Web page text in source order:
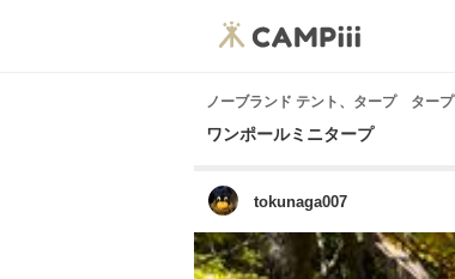
ノーブランド テント、タープ タープ
ワンポールミニタープ
tokunaga007